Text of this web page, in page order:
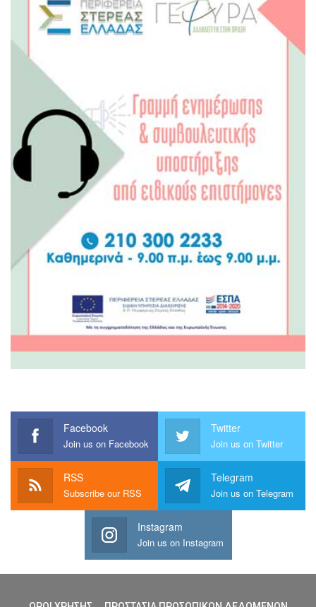
Facebook
Join us on Facebook
Twitter
Join us on Twitter
RSS
Subscribe our RSS
Telegram
Join us on Telegram
Instagram
Join us on Instagram